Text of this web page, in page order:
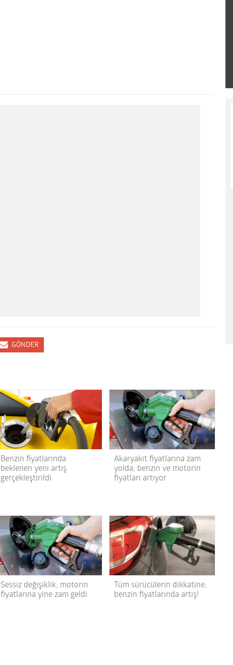
GÖNDER
Benzin fiyatlarında
beklenen yeni artış
gerçekleştirildi
Akaryakıt fiyatlarına zam
yolda; benzin ve motorin
fiyatları artıyor
Sessiz değişiklik; motorin
fiyatlarına yine zam geldi
Tüm sürücülerin dikkatine;
benzin fiyatlarında artış!